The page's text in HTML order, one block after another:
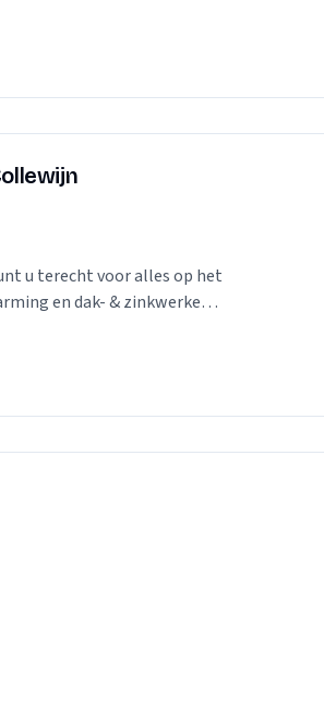
u terecht voor alles op het
en dak- & zinkwerken.